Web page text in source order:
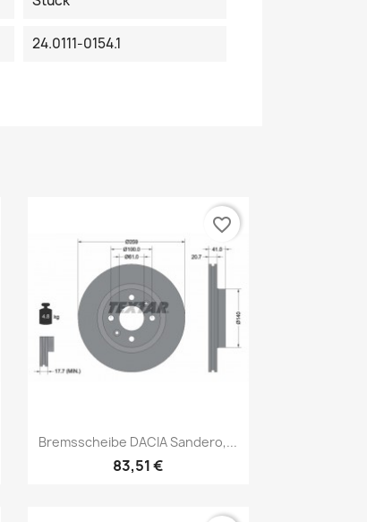
24.0111-0154.1
Vorschau
Bremsscheibe DACIA Sandero,...
83,51 €
favorite_border